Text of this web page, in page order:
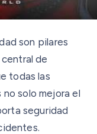
son pilares
de
todas las
solo mejora el
seguridad